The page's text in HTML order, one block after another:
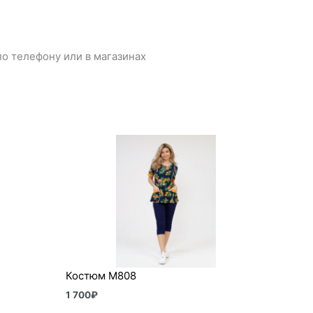
телефону или в магазинах
Костюм М808
1 700₽